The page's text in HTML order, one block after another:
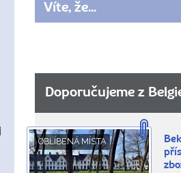
Víte, že...
Doporučujeme z
OBLÍBENÁ MÍSTA